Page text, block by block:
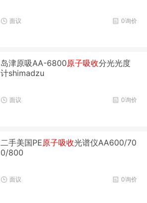
0询价
面议
岛津原吸AA-6800原子吸收分光光度
计shimadzu
0询价
面议
二手美国PE原子吸收光谱仪AA600/70
0/800
0询价
面议